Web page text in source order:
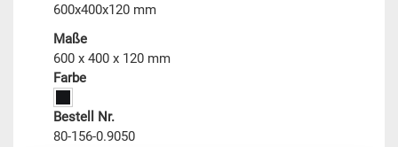
600x400x120 mm
Maße
600 x 400 x 120 mm
Farbe
Bestell Nr.
80-156-0.9050